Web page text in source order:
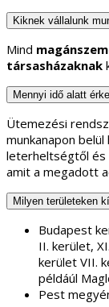
Kiknek vállalunk
Mind
társasházaknak
Mennyi idő alatt
Ütemezési
munkanapon
leterheltségtől és
amit a megadott
Milyen területeken
Budapest
II. kerület,
kerület VII.
példáúl
Pest